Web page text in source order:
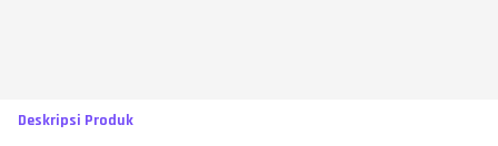
Deskripsi Produk